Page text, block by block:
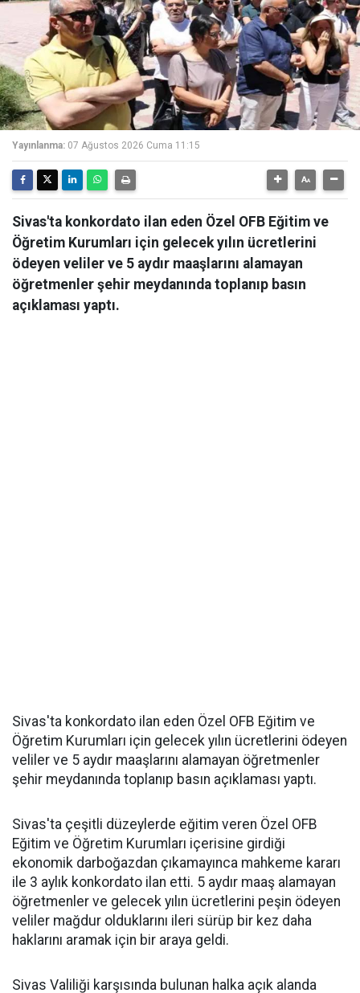
Yayınlanma: 07 Ağustos 2026 Cuma 11:15
Sivas'ta konkordato ilan eden Özel OFB Eğitim ve
Öğretim Kurumları için gelecek yılın ücretlerini
ödeyen veliler ve 5 aydır maaşlarını alamayan
öğretmenler şehir meydanında toplanıp basın
açıklaması yaptı.
Sivas'ta konkordato ilan eden Özel OFB Eğitim ve
Öğretim Kurumları için gelecek yılın ücretlerini ödeyen
veliler ve 5 aydır maaşlarını alamayan öğretmenler
şehir meydanında toplanıp basın açıklaması yaptı.
Sivas'ta çeşitli düzeylerde eğitim veren Özel OFB
Eğitim ve Öğretim Kurumları içerisine girdiği
ekonomik darboğazdan çıkamayınca mahkeme kararı
ile 3 aylık konkordato ilan etti. 5 aydır maaş alamayan
öğretmenler ve gelecek yılın ücretlerini peşin ödeyen
veliler mağdur olduklarını ileri sürüp bir kez daha
haklarını aramak için bir araya geldi.
Sivas Valiliği karşısında bulunan halka açık alanda